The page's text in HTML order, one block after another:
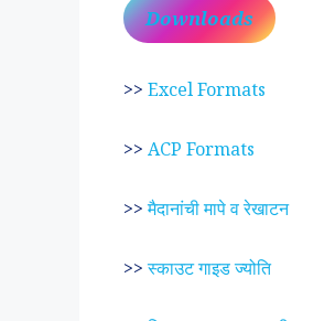
Downloads
>> Excel Formats
>> ACP Formats
>>मैदानांची मापे व रेखाटन
>>स्काउट गाइड ज्योति